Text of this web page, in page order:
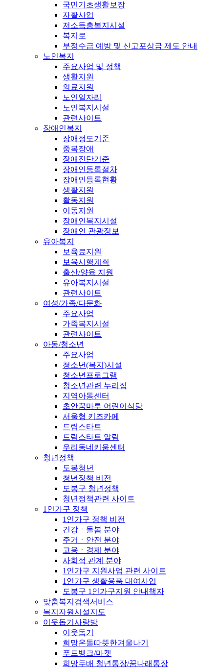
국민기초생활보장
자활사업
저소득층복지시설
복지로
부정수급 예방 및 신고포상금 제도 안내
노인복지
주요사업 및 정책
생활지원
의료지원
노인일자리
노인복지시설
관련사이트
장애인복지
장애정도기준
중복장애
장애진단기준
장애인등록절차
장애인등록현황
생활지원
활동지원
이동지원
장애인복지시설
장애인 관광정보
유아복지
보육료지원
보육시행계획
출산/양육 지원
유아복지시설
관련사이트
여성/가족/다문화
주요사업
가족복지시설
관련사이트
아동/청소년
주요사업
청소년(복지)시설
청소년프로그램
청소년관련 누리집
지역아동센터
초안꿈마루 어린이식당
서울형 키즈카페
드림스타트
드림스타트 알림
우리동네키움센터
청년정책
도봉청년
청년정책 비전
도봉구 청년정책
청년정책관련 사이트
1인가구 정책
1인가구 정책 비전
건강ㆍ돌봄 분야
주거ㆍ안전 분야
고용ㆍ경제 분야
사회적 관계 분야
1인가구 지원사업 관련 사이트
1인가구 생활용품 대여사업
도봉구 1인가구지원 안내책자
맞춤복지검색서비스
복지자원시설지도
이웃돕기사랑방
이웃돕기
희망온돌따뜻한겨울나기
푸드뱅크/마켓
희망두배 청년통장/꿈나래통장